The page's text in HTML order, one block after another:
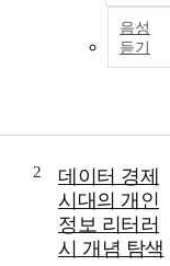
음성
듣기
2
데이터 경제
시대의 개인
정보 리터러
시 개념 탐색